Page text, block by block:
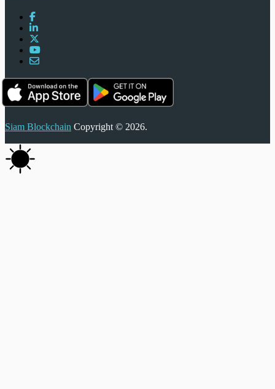
Siam Blockchain Copyright © 2026.